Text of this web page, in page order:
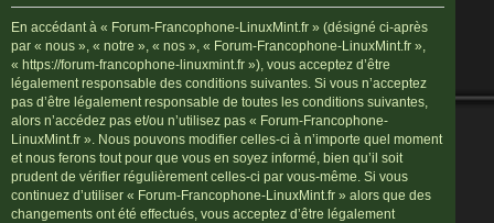
En accédant à « Forum-Francophone-LinuxMint.fr » (désigné ci-après
par « nous », « notre », « nos », « Forum-Francophone-LinuxMint.fr »,
« https://forum-francophone-linuxmint.fr »), vous acceptez d’être
légalement responsable des conditions suivantes. Si vous n’acceptez
pas d’être légalement responsable de toutes les conditions suivantes,
alors n’accédez pas et/ou n’utilisez pas « Forum-Francophone-
LinuxMint.fr ». Nous pouvons modifier celles-ci à n’importe quel moment
et nous ferons tout pour que vous en soyez informé, bien qu’il soit
prudent de vérifier régulièrement celles-ci par vous-même. Si vous
continuez d’utiliser « Forum-Francophone-LinuxMint.fr » alors que des
changements ont été effectués, vous acceptez d’être légalement